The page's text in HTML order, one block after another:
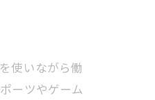
使いながら働
ーツやゲーム